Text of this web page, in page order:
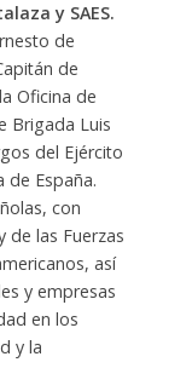
y SAES.
de
de
Oficina de
Brigada Luis
del Ejército
de España.
con
de las Fuerzas
así
y empresas
en los
y la